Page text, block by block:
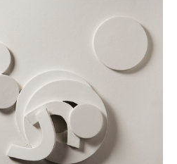
e potrai scaricare subito
nuova Guida Mercato
2026!